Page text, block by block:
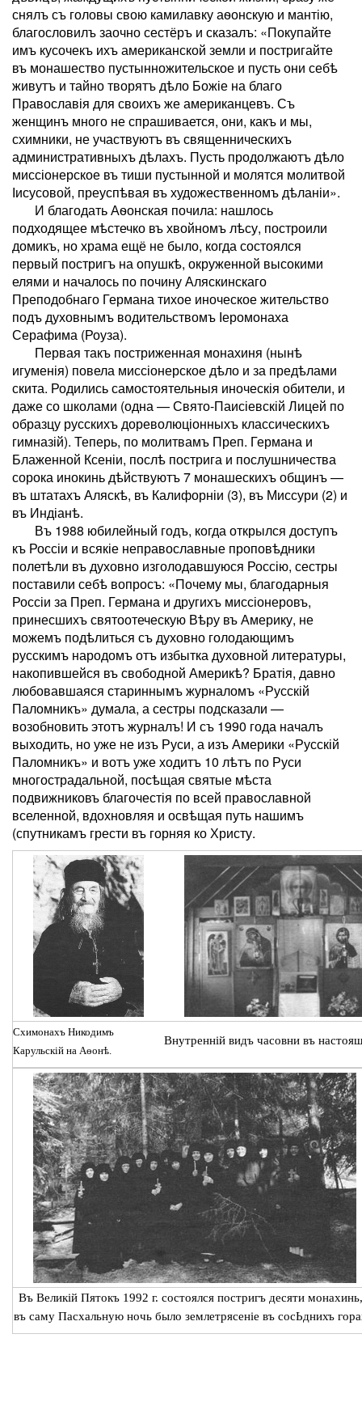
снялъ съ головы свою камилавку аѳонскую и мантію,
благословилъ заочно сестёръ и сказалъ: «Покупайте
имъ кусочекъ ихъ американской земли и постригайте
въ монашество пустынножительское и пусть они себѣ
живутъ и тайно творятъ дѣло Божіе на благо
Православія для своихъ же американцевъ. Съ
женщинъ много не спрашивается, они, какъ и мы,
схимники, не участвуютъ въ священническихъ
административныхъ дѣлахъ. Пусть продолжаютъ дѣло
миссіонерское въ тиши пустынной и молятся молитвой
Іисусовой, преуспѣвая въ художественномъ дѣланіи».
И благодать Аѳонская почила: нашлось
подходящее мѣстечко въ хвойномъ лѣсу, построили
домикъ, но храма ещё не было, когда состоялся
первый постригъ на опушкѣ, окруженной высокими
елями и началось по почину Аляскинскаго
Преподобнаго Германа тихое иноческое жительство
подъ духовнымъ водительствомъ Іеромонаха
Серафима (Роуза).
Первая такъ постриженная монахиня (нынѣ
игуменія) повела миссіонерское дѣло и за предѣлами
скита. Родились самостоятельныя иноческія обители, и
даже со школами (одна — Свято-Паисіевскій Лицей по
образцу русскихъ дореволюціонныхъ классическихъ
гимназій). Теперь, по молитвамъ Преп. Германа и
Блаженной Ксеніи, послѣ пострига и послушничества
сорока инокинь дѣйствуютъ 7 монашескихъ общинъ —
въ штатахъ Аляскѣ, въ Калифорніи (3), въ Миссури (2) и
въ Индіанѣ.
Въ 1988 юбилейный годъ, когда открылся доступъ
къ Россіи и всякіе неправославные проповѣдники
полетѣли въ духовно изголодавшуюся Россію, сестры
поставили себѣ вопросъ: «Почему мы, благодарныя
Россіи за Преп. Германа и другихъ миссіонеровъ,
принесшихъ святоотеческую Вѣру въ Америку, не
можемъ подѣлиться съ духовно голодающимъ
русскимъ народомъ отъ избытка духовной литературы,
накопившейся въ свободной Америкѣ? Братія, давно
любовавшаяся стариннымъ журналомъ «Русскій
Паломникъ» думала, а сестры подсказали —
возобновить этотъ журналъ! И съ 1990 года началъ
выходить, но уже не изъ Руси, а изъ Америки «Русскій
Паломникъ» и вотъ уже ходитъ 10 лѣтъ по Руси
многострадальной, посѣщая святые мѣста
подвижниковъ благочестія по всей православной
вселенной, вдохновляя и освѣщая путь нашимъ
(спутникамъ грести въ горняя ко Христу.
Схимонахъ Никодимъ
Карульскій на Аѳонѣ.
Внутренній видъ часовни въ
Въ Великій Пятокъ 1992 г. состоялся постригъ десяти
въ саму Пасхальную ночь было землетрясеніе въ сосЬднихъ